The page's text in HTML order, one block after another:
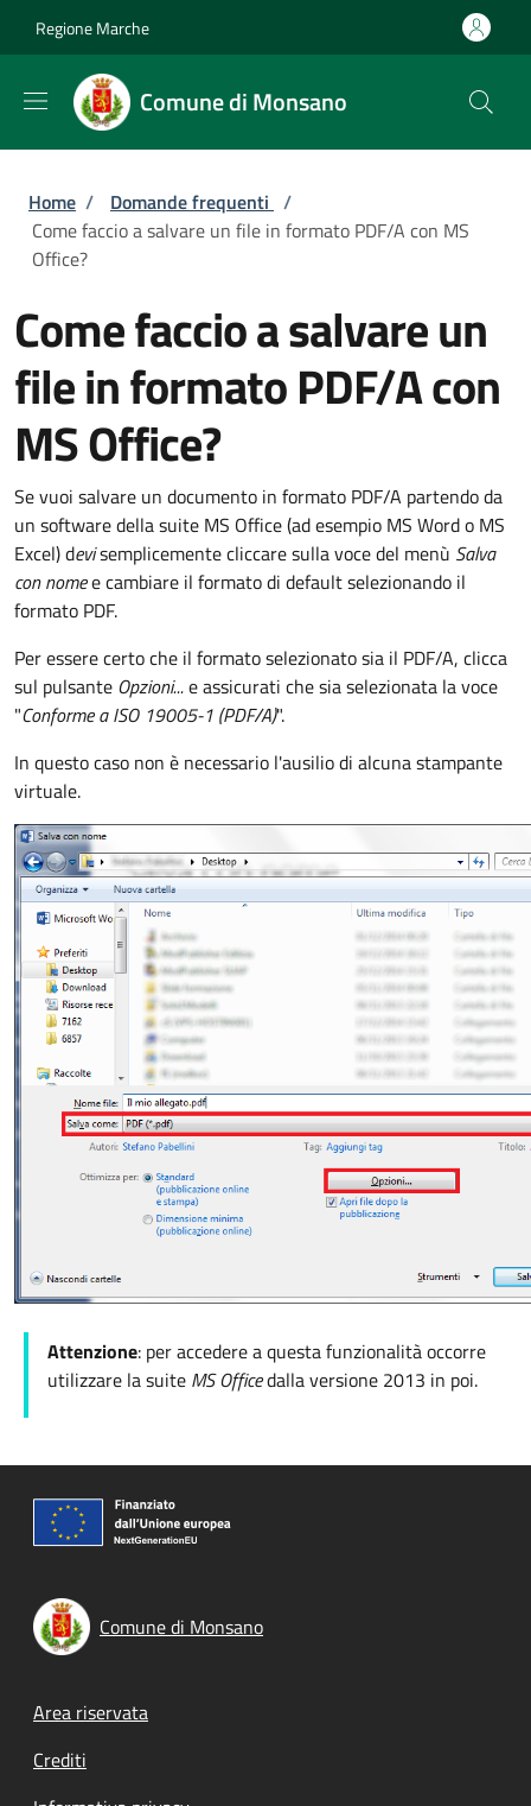
Regione Marche
Comune di Monsano
Briciole di pane
Home / Domande frequenti /
Come faccio a salvare un file in formato PDF/A con MS
Office?
Come faccio a salvare un
file in formato PDF/A con
MS Office?
Se vuoi salvare un documento in formato PDF/A partendo da
un software della suite MS Office (ad esempio MS Word o MS
Excel) devisemplicemente cliccare sulla voce del menù Salva
con nomee cambiare il formato di default selezionando il
formato PDF.
Per essere certo che il formato selezionato sia il PDF/A, clicca
sul pulsante Opzioni...e assicurati che sia selezionata la voce
"Conforme a ISO 19005-1 (PDF/A)".
In questo caso non è necessario l'ausilio di alcuna stampante
virtuale.
Attenzione: per accedere a questa funzionalità occorre
utilizzare la suite MS Officedalla versione 2013 in poi.
Comune di Monsano
Footer menu
Area riservata
Crediti